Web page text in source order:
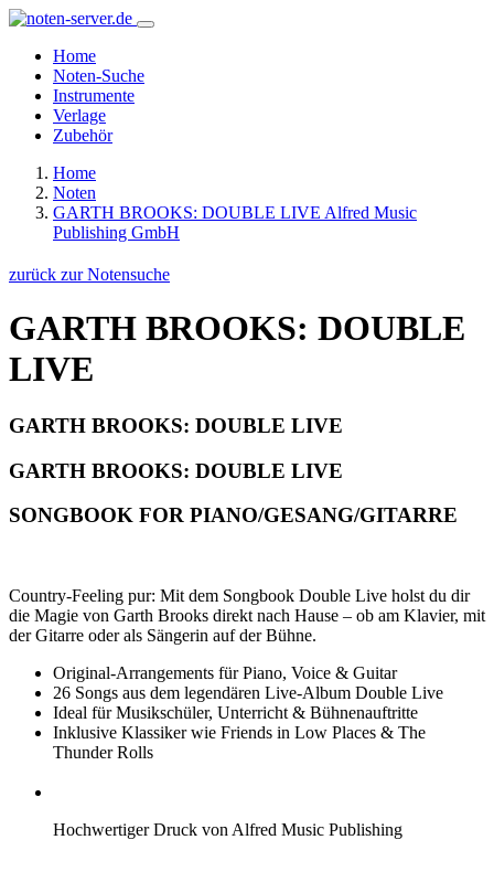
Home
Noten-Suche
Instrumente
Verlage
Zubehör
Home
Noten
GARTH BROOKS: DOUBLE LIVE Alfred Music
Publishing GmbH
zurück zur Notensuche
GARTH BROOKS: DOUBLE
LIVE
GARTH BROOKS: DOUBLE LIVE
GARTH BROOKS: DOUBLE LIVE
SONGBOOK FOR PIANO/GESANG/GITARRE
Country-Feeling pur: Mit dem Songbook Double Live holst du dir
die Magie von Garth Brooks direkt nach Hause – ob am Klavier, mit
der Gitarre oder als Sängerin auf der Bühne.
Original-Arrangements für Piano, Voice & Guitar
26 Songs aus dem legendären Live-Album Double Live
Ideal für Musikschüler, Unterricht & Bühnenauftritte
Inklusive Klassiker wie Friends in Low Places & The
Thunder Rolls
Hochwertiger Druck von Alfred Music Publishing